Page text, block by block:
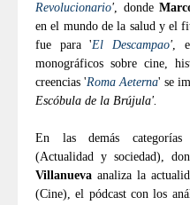
Revolucionario', donde
en el mundo de la salud y el
fue para 'El Descampao',
monográficos sobre cine,
creencias 'Roma Aeterna' se
Escóbula de la Brújula'.
En las demás
(Actualidad y sociedad),
Villanueva analiza la
(Cine), el pódcast con los